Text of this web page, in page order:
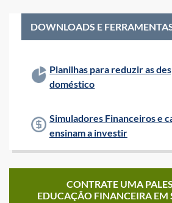
DOWNLOADS E
Planilhas para reduzir as
doméstico
Simuladores Financeiros e
ensinam a investir
CONTRATE UMA
EDUCAÇÃO FINANCEIRA EM